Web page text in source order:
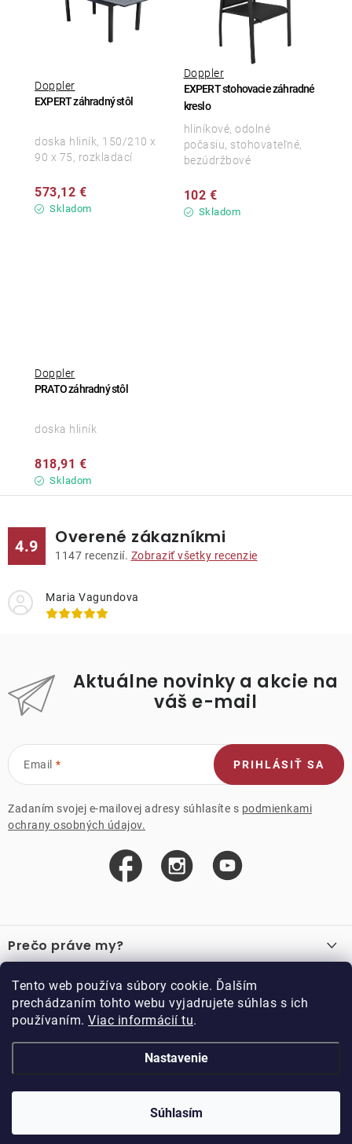
Tento web používa súbory cookie. Ďalším
prechádzaním tohto webu vyjadrujete súhlas s ich
používaním. Viac informácií tu.
Nastavenie
Súhlasím
EXPERT záhradný stôl
Doppler
Skladom
573,12 €
doska hliník, 150/210 x
90 x 75, rozkladací
EXPERT stohovacie záhradné
kreslo
Doppler
Skladom
102 €
hliníkové, odolné
počasiu, stohovateľné,
bezúdržbové
PRATO záhradný stôl
Doppler
Skladom
818,91 €
doska hliník
4.9 Overené zákazníkmi
1147 recenzií. Zobraziť všetky recenzie
Maria Vagundova
Aktuálne novinky a akcie na
váš e-mail
Email
Zadaním svojej e-mailovej adresy súhlasíte s podmienkami
ochrany osobných údajov.
PRIHLÁSIŤ SA
á
p
ä
Prečo práve my?
Recenzie
Akcie
Důležité odkazy
Velkoobchod
Vzorková prodejna
Kariéra
O nákupe
Obchodné podmienky
Podmienky vernostného programu
Kolekcia
Doppler CZ spol. s.r.o.,
Trhové Sviny
DOPPLER CZ spol. s r.o.